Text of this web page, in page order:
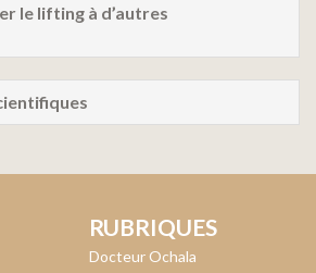
le lifting à d’autres
RUBRIQUES
Docteur Ochala